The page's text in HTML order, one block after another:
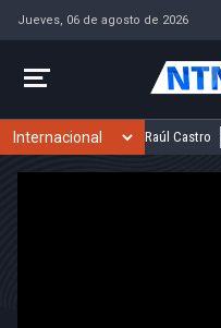
Jueves, 06 de agosto de 2026
Raúl Castro